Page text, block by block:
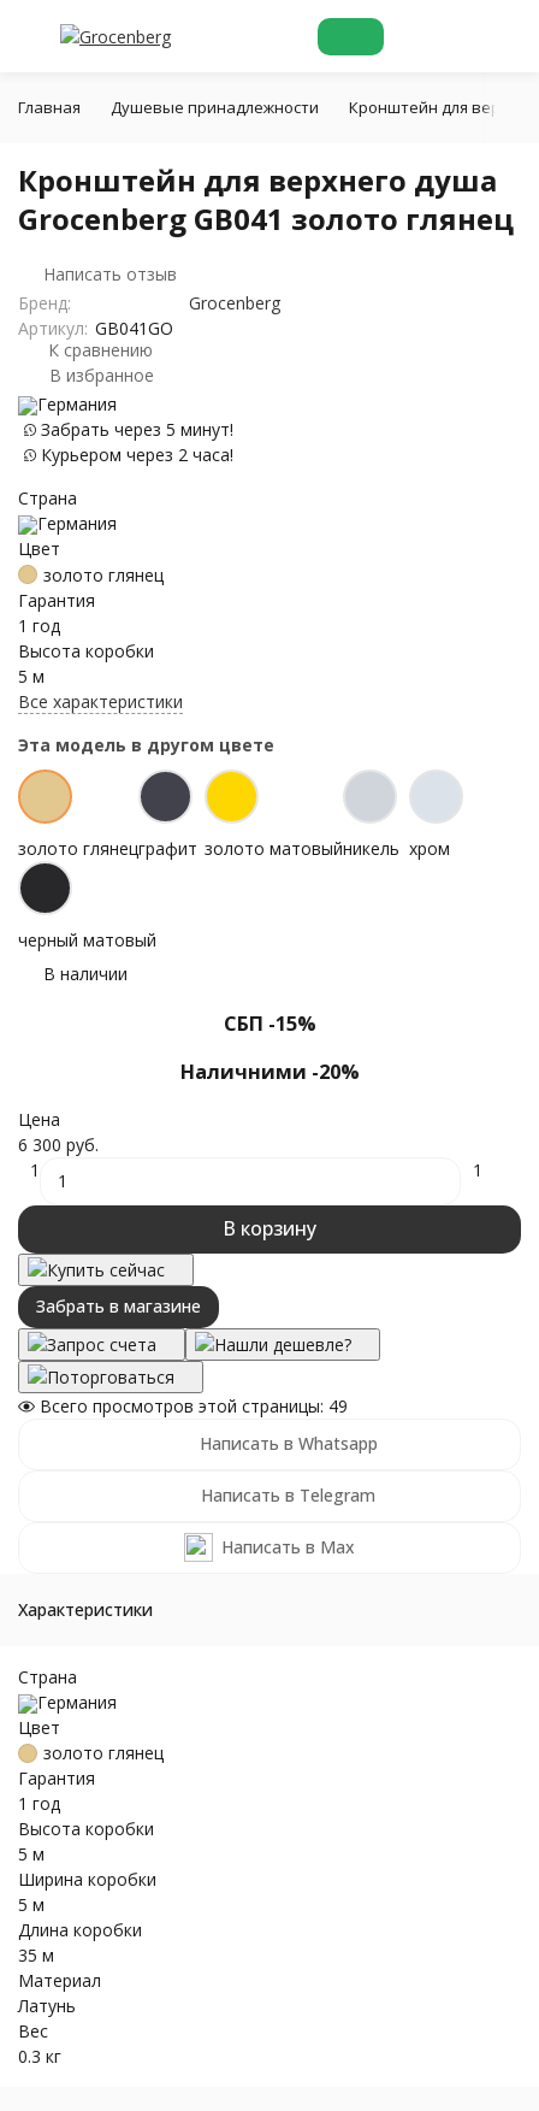
Главная Душевые принадлежности Кронштейн для
Кронштейн для верхнего душа
Grocenberg GB041 золото глянец
Написать отзыв
Бренд:
Grocenberg
Артикул: GB041GO
К сравнению
В избранное
Германия
Забрать через 5 минут!
Курьером через 2 часа!
Страна
Германия
Цвет
золото глянец
Гарантия
1 год
Высота коробки
5 м
Все характеристики
Эта модель в другом цвете
золото глянецграфит золото матовыйникель хром
черный матовый
В наличии
СБП -15%
Наличними -20%
Цена
6 300 руб.
1
1
В корзину
Купить сейчас
Забрать в магазине
Запрос счета
Нашли дешевле?
Поторговаться
Всего просмотров этой страницы: 49
Написать в Whatsapp
Написать в Telegram
Написать в Max
Характеристики
Страна
Германия
Цвет
золото глянец
Гарантия
1 год
Высота коробки
5 м
Ширина коробки
5 м
Длина коробки
35 м
Материал
Латунь
Вес
0.3 кг